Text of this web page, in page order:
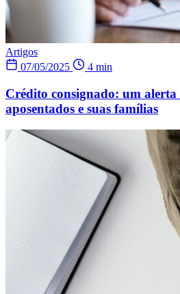
Artigos
07/05/2025
4 min
Crédito consignado: um
aposentados e suas famílias